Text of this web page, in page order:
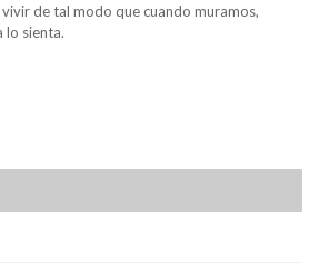
de tal modo que cuando muramos,
lo sienta.